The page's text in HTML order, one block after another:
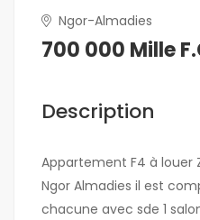
Ngor-Almadies
700 000 Mille
Description
Appartement F4 à louer
Ngor Almadies il est
chacune avec sde 1